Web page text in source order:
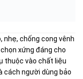
nhẹ, chống cong vênh
xứng đáng cho
thuộc vào chất liệu
cách người dùng bảo